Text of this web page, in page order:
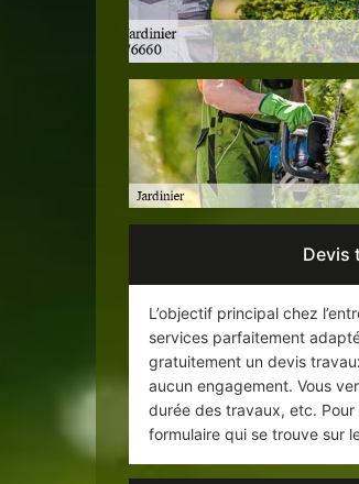
Devis
L’objectif principal chez
services parfaitement
gratuitement un devis
aucun engagement. Vous
durée des travaux, etc. Pour
formulaire qui se trouve sur